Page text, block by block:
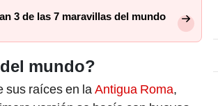
3 de las 7 maravillas del mundo
mundo?
sus raíces en laAntigua Roma,